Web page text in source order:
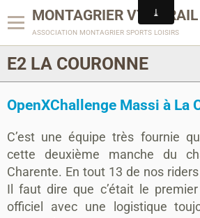
MONTAGRIER VTT-TRAIL
association montagrier sports loisirs
E2 LA COURONNE
OpenXChallenge Massi à La
C’est une équipe très fournie
cette deuxième manche du
Charente. En tout 13 de nos
Il faut dire que c’était le
officiel avec une logistique